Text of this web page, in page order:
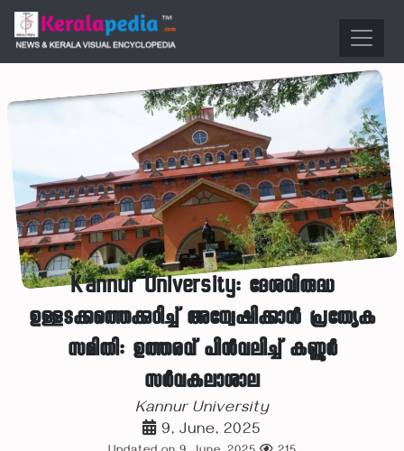
Kannur University: ദേശവിരുദ്ധ
ഉള്ളടക്കത്തെക്കുറിച്ച് അന്വേഷിക്കാൻ പ്രത്യേക
സമിതി: ഉത്തരവ് പിൻവലിച്ച് കണ്ണൂർ
സർവകലാശാല
Kannur University
9, June, 2025